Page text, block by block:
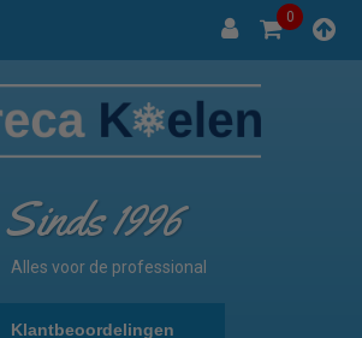
0
Sinds 1996
Alles voor de professional